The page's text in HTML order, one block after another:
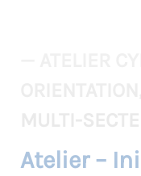
Atelier –